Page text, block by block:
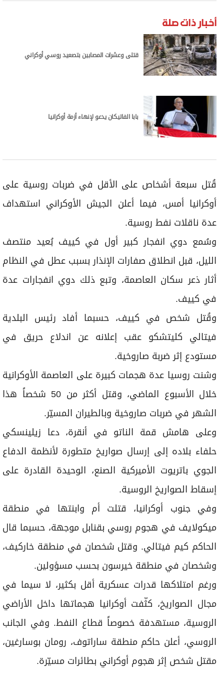
عدد اليوم
مواقيت الصلاة
أخبار ذات صلة
قتلى وعشرات المصابين بتصعيد روسي أوكراني
بابا الفاتيكان يدعو لإنهاء أزمة أوكرانيا
قُتل سبعة أشخاص على الأقل في ضربات روسية على
أوكرانيا أمس، فيما أعلن الجيش الأوكراني استهداف
عدة ناقلات نفط روسية.
وسُمع دوي انفجار كبير أول في كييف بُعيد منتصف
الليل، قبل انطلاق صفارات الإنذار بسبب عطل في النظام
أثار ذعر سكان العاصمة، وتبع ذلك دوي انفجارات عدة
في كييف.
وقُتل شخص في كييف، حسبما أفاد رئيس البلدية
فيتالي كليتشكو عقب إعلانه عن اندلاع حريق في
مستودع إثر ضربة صاروخية.
وشنت روسيا عدة هجمات كبيرة على العاصمة الأوكرانية
خلال الأسبوع الماضي، وقتل أكثر من 50 شخصاً هذا
الشهر في ضربات صاروخية وبالطيران المسيّر.
وعلى هامش قمة الناتو في أنقرة، دعا زيلينسكي
حلفاء بلاده إلى إرسال صواريخ متطورة لأنظمة الدفاع
الجوي باتريوت الأميركية الصنع، الوحيدة القادرة على
إسقاط الصواريخ الروسية.
وفي جنوب أوكرانيا، قتلت أم وابنتها في منطقة
ميكولايف في هجوم روسي بقنابل موجهة، حسبما قال
الحاكم كيم فيتالي. وقتل شخصان في منطقة خاركيف،
وشخصان في منطقة خيرسون بحسب مسؤولين.
ورغم امتلاكها قدرات عسكرية أقل بكثير، لا سيما في
مجال الصواريخ، كثّفت أوكرانيا هجماتها داخل الأراضي
الروسية، مستهدفة خصوصاً قطاع النفط. وفي الجانب
الروسي، أعلن حاكم منطقة ساراتوف، رومان بوسارغين،
مقتل شخص إثر هجوم أوكراني بطائرات مسيّرة.